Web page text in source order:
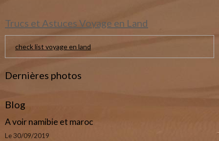
Trucs et Astuces Voyage en Land
check list voyage en land
Dernières photos
Blog
A voir namibie et maroc
Le 30/09/2019